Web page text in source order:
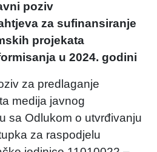
poziv
za sufinansiranje
projekata
u 2024. godini
za predlaganje
medija javnog
sa Odlukom o utvrđivanju
za raspodjelu